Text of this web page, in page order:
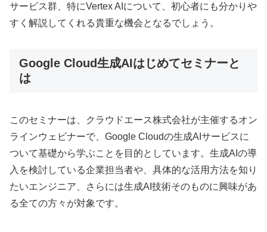
サービス群、特にVertex AIについて、初心者にも分かりや
すく解説してくれる貴重な機会となるでしょう。
Google Cloud生成AIはじめてセミナーと
は
このセミナーは、クラウドエース株式会社が主催するオン
ラインウェビナーで、Google Cloudの生成AIサービスに
ついて基礎から学ぶことを目的としています。生成AIの導
入を検討している企業担当者や、具体的な活用方法を知り
たいエンジニア、さらには生成AI技術そのものに興味があ
る全ての方々が対象です。